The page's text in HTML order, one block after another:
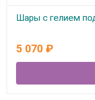
Шары с гелием
5 070 ₽